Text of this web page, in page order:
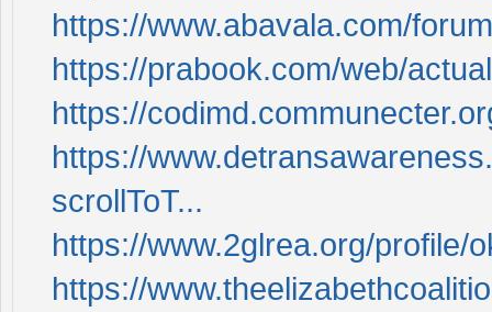
https://www.abavala.com/
https://prabook.com/web/
https://
https://
scrollToT...
https://www.2glrea.org/profile/
https://